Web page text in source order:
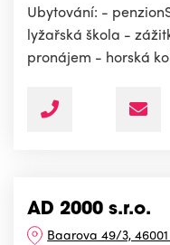
Ubytování: -
lyžařská škola -
pronájem - horská
AD 2000 s.r.o.
Baarova 49/3,